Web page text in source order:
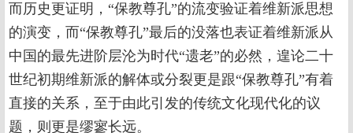
而历史更证明，“保教尊孔”的流变验证着维新派思想
的演变，而“保教尊孔”最后的没落也表证着维新派从
中国的最先进阶层沦为时代“遗老”的必然，遑论二十
世纪初期维新派的解体或分裂更是跟“保教尊孔”有着
直接的关系，至于由此引发的传统文化现代化的议
题，则更是缪寥长远。